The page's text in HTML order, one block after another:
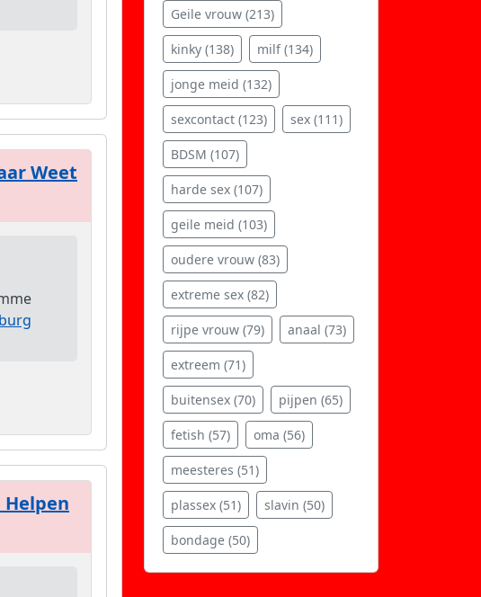
Weet
Geile vrouw (213)
kinky (138) milf (134)
jonge meid (132)
sexcontact (123) sex (111)
BDSM (107)
harde sex (107)
geile meid (103)
oudere vrouw (83)
extreme sex (82)
rijpe vrouw (79) anaal (73)
extreem (71)
buitensex (70) pijpen (65)
fetish (57) oma (56)
meesteres (51)
plassex (51) slavin (50)
bondage (50)